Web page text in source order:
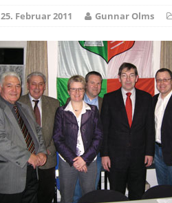
25. Februar 2011 Gunnar Olms